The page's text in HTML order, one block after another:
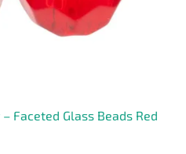
Faceted Glass Beads Red